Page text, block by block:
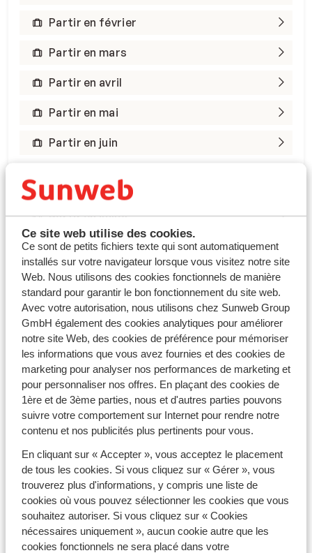
Ce site web utilise des cookies.
Ce sont de petits fichiers texte qui sont automatiquement
installés sur votre navigateur lorsque vous visitez notre site
Web. Nous utilisons des cookies fonctionnels de manière
standard pour garantir le bon fonctionnement du site web.
Avec votre autorisation, nous utilisons chez Sunweb Group
GmbH également des cookies analytiques pour améliorer
notre site Web, des cookies de préférence pour mémoriser
les informations que vous avez fournies et des cookies de
marketing pour analyser nos performances de marketing et
pour personnaliser nos offres. En plaçant des cookies de
1ère et de 3ème parties, nous et d'autres parties pouvons
suivre votre comportement sur Internet pour rendre notre
contenu et nos publicités plus pertinents pour vous.
En cliquant sur « Accepter », vous acceptez le placement
de tous les cookies. Si vous cliquez sur « Gérer », vous
trouverez plus d'informations, y compris une liste de
cookies où vous pouvez sélectionner les cookies que vous
souhaitez autoriser. Si vous cliquez sur « Cookies
nécessaires uniquement », aucun cookie autre que les
cookies fonctionnels ne sera placé dans votre
Partir en février
Partir en mars
Partir en avril
Partir en mai
Partir en juin
Partir en juillet
Partir en août
Partir en septembre
Partir en octobre
Partir en novembre
Partir en décembre
Aéroport de Paris Orly
Aéroport de Brussels Charleroi
Aéroport de Nantes